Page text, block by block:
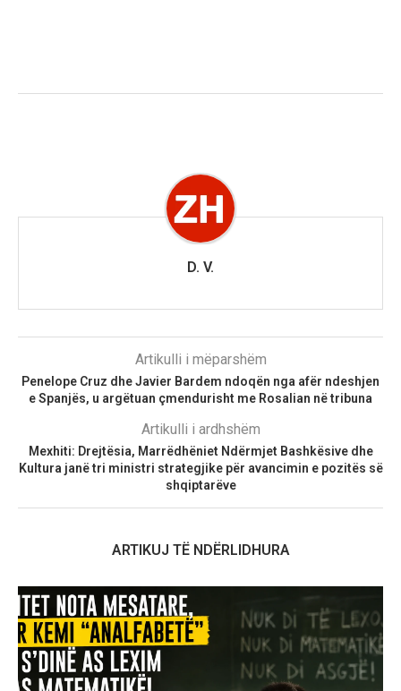
D. V.
Artikulli i mëparshëm
Penelope Cruz dhe Javier Bardem ndoqën nga afër ndeshjen
e Spanjës, u argëtuan çmendurisht me Rosalian në tribuna
Artikulli i ardhshëm
Mexhiti: Drejtësia, Marrëdhëniet Ndërmjet Bashkësive dhe
Kultura janë tri ministri strategjike për avancimin e pozitës së
shqiptarëve
ARTIKUJ TË NDËRLIDHURA